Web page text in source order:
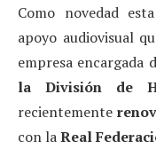
Como novedad
apoyo audiovisual
empresa encargada
la División de
recientemente
con laReal